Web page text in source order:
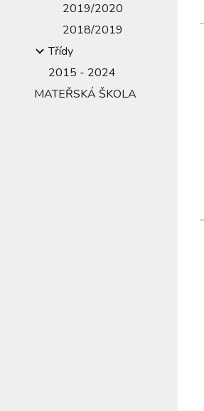
2019/2020
2018/2019
Třídy
2015 - 2024
MATEŘSKÁ ŠKOLA